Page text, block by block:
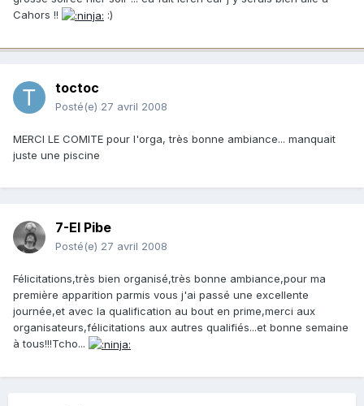
Cahors !!
:)
toctoc
Posté(e) 27 avril 2008
MERCI LE COMITE pour l'orga, très bonne ambiance... manquait
juste une piscine
7-El Pibe
Posté(e) 27 avril 2008
Félicitations,très bien organisé,très bonne ambiance,pour ma
première apparition parmis vous j'ai passé une excellente
journée,et avec la qualification au bout en prime,merci aux
organisateurs,félicitations aux autres qualifiés...et bonne semaine
à tous!!!Tcho...